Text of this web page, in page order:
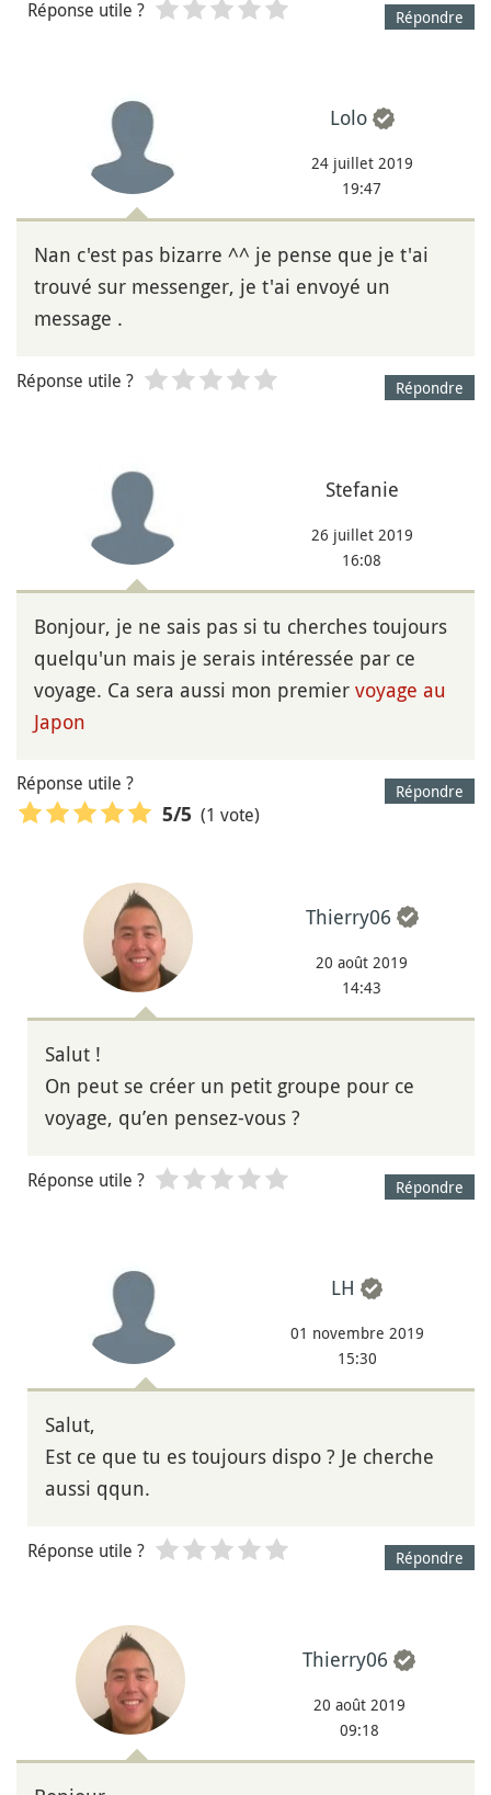
Répondre
Réponse utile ?
Lolo
24 juillet 2019
19:47
Nan c'est pas bizarre ^^ je pense que je t'ai
trouvé sur messenger, je t'ai envoyé un
message .
Répondre
Réponse utile ?
Stefanie
26 juillet 2019
16:08
Bonjour, je ne sais pas si tu cherches toujours
quelqu'un mais je serais intéressée par ce
voyage. Ca sera aussi mon premier voyage au
Japon
Répondre
Réponse utile ?
5/5 (1 vote)
Thierry06
20 août 2019
14:43
Salut !
On peut se créer un petit groupe pour ce
voyage, qu’en pensez-vous ?
Répondre
Réponse utile ?
LH
01 novembre 2019
15:30
Salut,
Est ce que tu es toujours dispo ? Je cherche
aussi qqun.
Répondre
Réponse utile ?
Thierry06
20 août 2019
09:18